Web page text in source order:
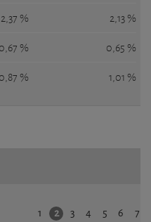
2,37 % 2,13 %
0,67 % 0,65 %
0,87 % 1,01 %
1 2 3 4 5 6 7